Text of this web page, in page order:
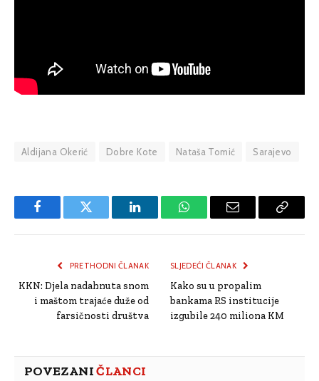
Aldijana Okerić Dobre Kote Nataša Tomić Sarajevo
FacebookTwitter LinkedInWhatsAppEmail
Copy
PRETHODNI ČLANAK
KKN: Djela nadahnuta snom
i maštom trajaće duže od
farsičnosti društva
SLJEDEĆI ČLANAK
Kako su u propalim
bankama RS institucije
izgubile 240 miliona KM
POVEZANIČLANCI